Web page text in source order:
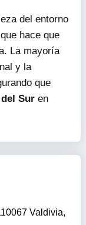
del entorno
hace que
La mayoría
y la
que
Sur en
Valdivia,